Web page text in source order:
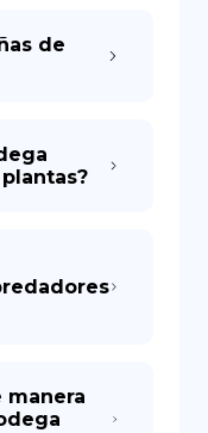
de
manera